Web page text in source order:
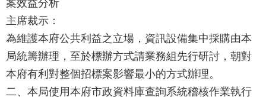
情
系
統
主席裁示：
為維護本府公共利益之立場，資訊設備集中採購由本
局統籌辦理，至於標辦方式請業務組先行研討，朝對
本府有利對整個招標案影響最小的方式辦理。
二、本局使用本府市政資料庫查詢系統稽核作業執行